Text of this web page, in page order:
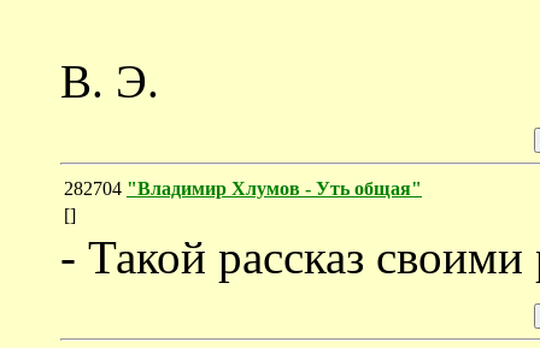
В. Э.
282704 "Владимир Хлумов - Уть общая"
[]
- Такой рассказ